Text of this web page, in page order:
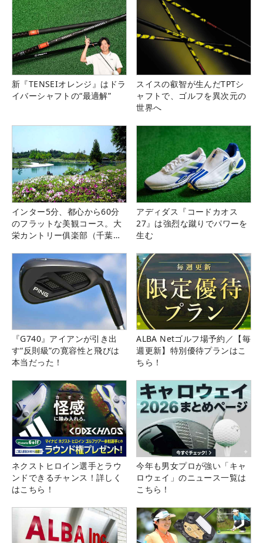
新『TENSEIオレンジ』はドラ
イバーシャフトの“最適解”
スイスの叡智が生んだTPTシ
ャフトで、ゴルフを異次元の
世界へ
インター5分、都心から60分
のフラットな美観コース。大
栄カントリー俱楽部（千葉
アディダス『コードカオス
27』は強烈な蹴りでパワーを
生む
『G740』アイアンが引き出
す“反則級”の寛容性と飛びは
本当だった！
ALBA Netゴルフ場予約／【毎
週更新】特別優待プランはこ
ちら！
ネクストヒロイン選手とラウ
ンドできるチャンス！詳しく
はこちら！
今年も男女プロが強い「キャ
ロウェイ」のニュース一覧は
こちら！